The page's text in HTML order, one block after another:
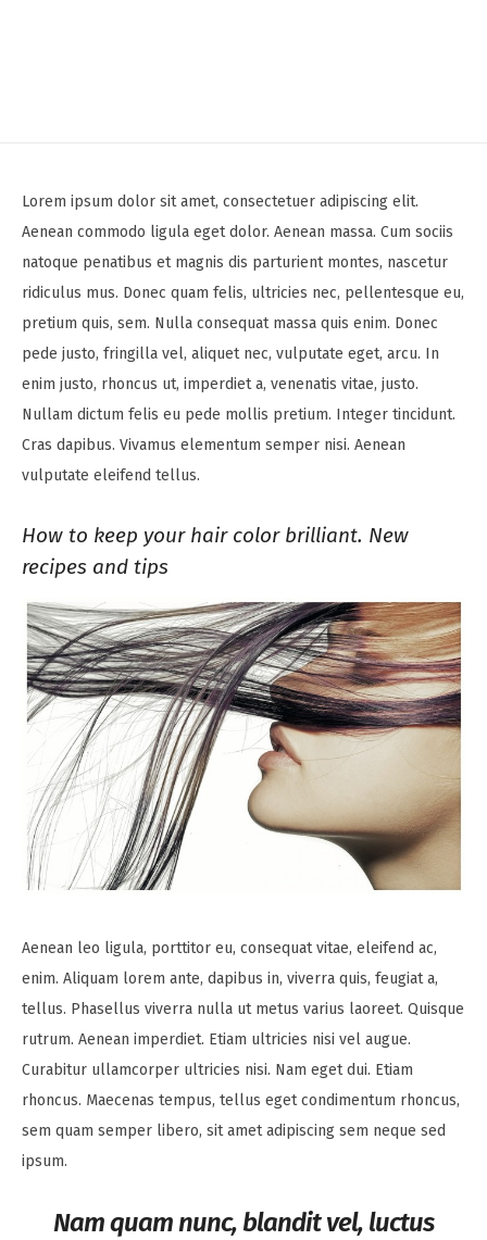
Lorem ipsum dolor sit amet, consectetuer adipiscing elit.
Aenean commodo ligula eget dolor. Aenean massa. Cum sociis
natoque penatibus et magnis dis parturient montes, nascetur
ridiculus mus. Donec quam felis, ultricies nec, pellentesque eu,
pretium quis, sem. Nulla consequat massa quis enim. Donec
pede justo, fringilla vel, aliquet nec, vulputate eget, arcu. In
enim justo, rhoncus ut, imperdiet a, venenatis vitae, justo.
Nullam dictum felis eu pede mollis pretium. Integer tincidunt.
Cras dapibus. Vivamus elementum semper nisi. Aenean
vulputate eleifend tellus.
How to keep your hair color brilliant. New
recipes and tips
Aenean leo ligula, porttitor eu, consequat vitae, eleifend ac,
enim. Aliquam lorem ante, dapibus in, viverra quis, feugiat a,
tellus. Phasellus viverra nulla ut metus varius laoreet. Quisque
rutrum. Aenean imperdiet. Etiam ultricies nisi vel augue.
Curabitur ullamcorper ultricies nisi. Nam eget dui. Etiam
rhoncus. Maecenas tempus, tellus eget condimentum rhoncus,
sem quam semper libero, sit amet adipiscing sem neque sed
ipsum.
Nam quam nunc, blandit vel, luctus